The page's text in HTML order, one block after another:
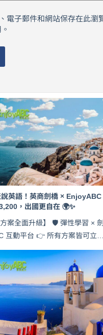
電子郵件和網站保存在此瀏
英語！英商劍橋 × EnjoyABC
，出國更自在 🌍✨
方案全面升級】 🛡️ 彈性學習 ×
互動平台 👉 所有方案皆可立…